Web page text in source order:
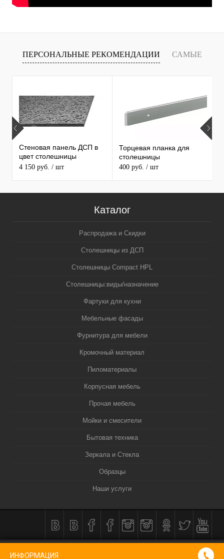
ПЕРСОНАЛЬНЫЕ РЕКОМЕНДАЦИИ САМЫЕ
ПРОДАВАЕМЫЕ ТОВАРЫ
Стеновая панель ДСП в
цвет столешницы
MAERSS
4 150 руб. / шт
Торцевая планка для
столешницы
400 руб. / шт
Каталог
Распродажа и Скидки
Столешницы из ДСП
Столешницы Compact HPL
Столешницы:виды/назначение
Фартуки для кухни
Мебельные фасады
Фурнитура для мебели
Кромочный материал
Пиломатериалы
Корпусная мебель
Прочая мебель
Мойки и смесители
Бытовая техника
Зеркала и Стекла
Образцы
Наши услуги
ИНФОРМАЦИЯ